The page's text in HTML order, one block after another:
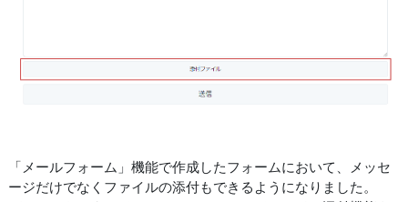
「メールフォーム」機能で作成したフォームにおいて、メッセ
ージだけでなくファイルの添付もできるようになりました。